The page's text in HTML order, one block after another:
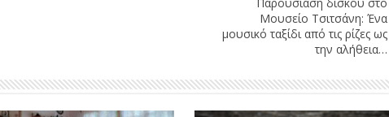
Μουσείο Τσιτσάνη: Ένα
μουσικό ταξίδι από τις ρίζες ως
την αλήθεια…